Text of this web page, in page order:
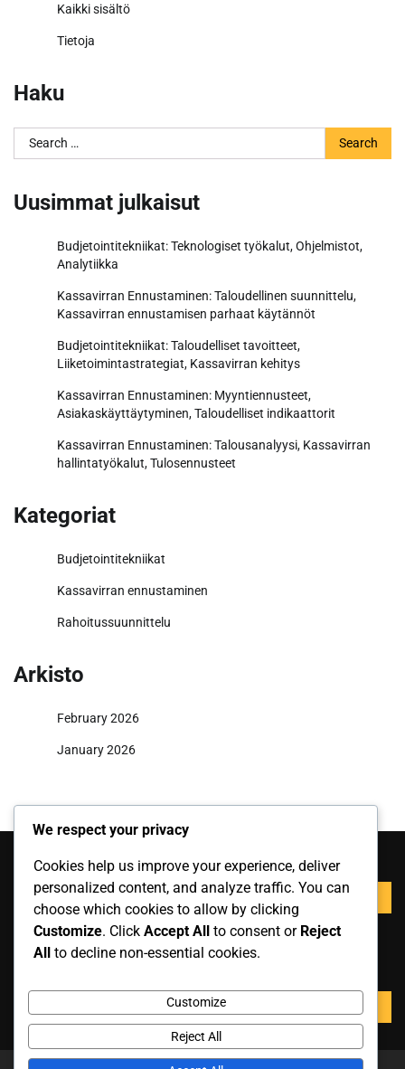
Kaikki sisältö
Tietoja
Haku
Search
for:
Uusimmat julkaisut
Budjetointitekniikat: Teknologiset työkalut, Ohjelmistot,
Analytiikka
Kassavirran Ennustaminen: Taloudellinen suunnittelu,
Kassavirran ennustamisen parhaat käytännöt
Budjetointitekniikat: Taloudelliset tavoitteet,
Liiketoimintastrategiat, Kassavirran kehitys
Kassavirran Ennustaminen: Myyntiennusteet,
Asiakaskäyttäytyminen, Taloudelliset indikaattorit
Kassavirran Ennustaminen: Talousanalyysi, Kassavirran
hallintatyökalut, Tulosennusteet
Kategoriat
Budjetointitekniikat
Kassavirran ennustaminen
Rahoitussuunnittelu
Arkisto
February 2026
January 2026
Search
for:
Haku
for:
We respect your privacy
Cookies help us improve your experience, deliver
personalized content, and analyze traffic. You can
choose which cookies to allow by clicking
Customize. Click Accept All to consent or Reject
All to decline non-essential cookies.
Customize
Reject All